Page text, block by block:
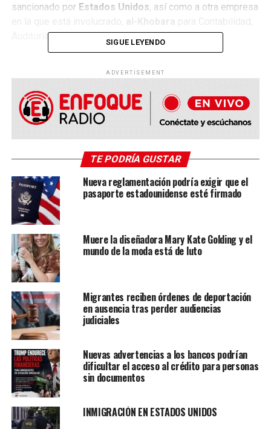
sancionado por Estados Unidos, así como a otra empresa
Auditoría y Estudios.
empresaAuditores para la Contabilidad y la Auditoríay
a uno de sus representantes,Naser Hasan Neser
como aHassan Khalil,que según elDepartamento del
Tesoroestadounidense participó activamente en la
“Las personas y empresas designadas hoy han facilitado
el funcionamiento del aparato financiero de Hezbollah en
todo el Líbano”, dijo el Tesoro en un comunicado.
“Su personalidad pública como profesionales e
instituciones financieras es sólo otra forma en la que
Hezbolá oculta su abuso del sistema financiero para
apoyar su agenda desestabilizadora”, se lee en la misiva.
SIGUE LEYENDO
ADVERTISEMENT
TE PODRÍA GUSTAR
Nueva reglamentación podría exigir que el
pasaporte estadounidense esté firmado
Muere la diseñadora Mary Kate Golding y el
mundo de la moda está de luto
Migrantes reciben órdenes de deportación
en ausencia tras perder audiencias
judiciales
Nuevas advertencias a los bancos podrían
dificultar el acceso al crédito para personas
sin documentos
INMIGRACIÓN EN ESTADOS UNIDOS